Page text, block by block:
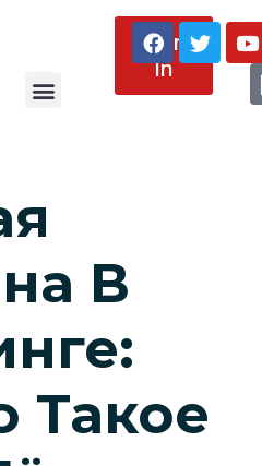
Sign
In
В
Такое